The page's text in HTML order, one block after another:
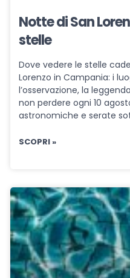
Notte di San
stelle
Dove vedere le stelle
Lorenzo in Campania: i
l’osservazione, la
non perdere ogni 10
astronomiche e serate
SCOPRI »